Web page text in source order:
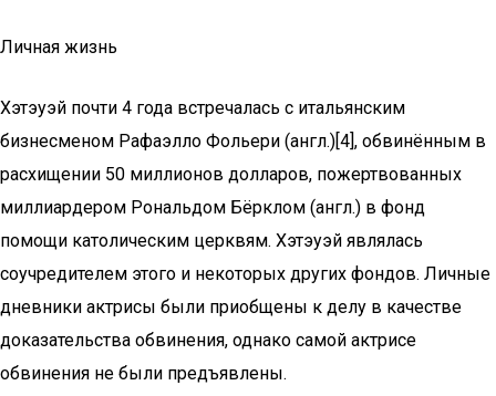
Личная жизнь
Хэтэуэй почти 4 года встречалась с итальянским
бизнесменом Рафаэлло Фольери (англ.)[4], обвинённым в
расхищении 50 миллионов долларов, пожертвованных
миллиардером Рональдом Бёрклом (англ.) в фонд
помощи католическим церквям. Хэтэуэй являлась
соучредителем этого и некоторых других фондов. Личные
дневники актрисы были приобщены к делу в качестве
доказательства обвинения, однако самой актрисе
обвинения не были предъявлены.